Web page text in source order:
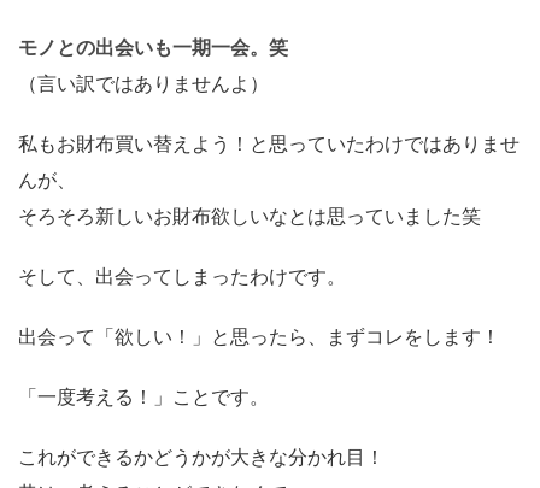
モノとの出会いも一期一会。笑
（言い訳ではありませんよ）
私もお財布買い替えよう！と思っていたわけではありませ
んが、
そろそろ新しいお財布欲しいなとは思っていました笑
そして、出会ってしまったわけです。
出会って「欲しい！」と思ったら、まずコレをします！
「一度考える！」ことです。
これができるかどうかが大きな分かれ目！